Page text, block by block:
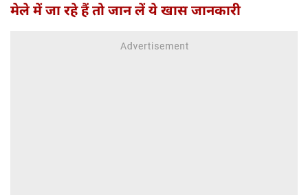
मेले में जा रहे हैं तो जान लें ये खास जानकारी